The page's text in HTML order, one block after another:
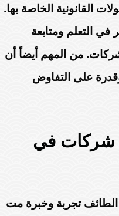
القانونية الخاصة بها.
التعلم ومتابعة
من المهم أيضاً أن
على التفاوض
شركات في
تجربة وخبرة مت